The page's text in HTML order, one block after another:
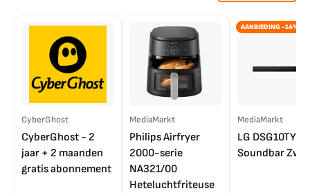
CyberGhost
CyberGhost - 2
jaar + 2 maanden
gratis abonnement
MediaMarkt
Philips Airfryer
2000-serie
NA321/00
Heteluchtfriteuse
AANBIEDING -14%
MediaMarkt
LG DSG10TY
Soundbar